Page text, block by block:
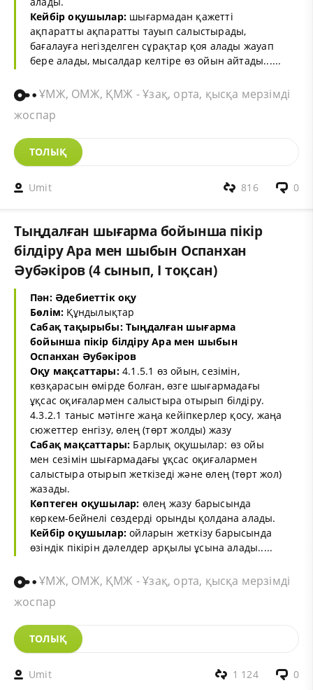
Кейбір оқушылар: шығармадан қажетті
ақпаратты ақпаратты тауып салыстырады,
бағалауға негізделген сұрақтар қоя алады жауап
бере алады, мысалдар келтіре өз ойын айтады......
ҰМЖ, ОМЖ, ҚМЖ - Ұзақ, орта, қысқа мерзімді
жоспар
ТОЛЫҚ
Umit 0
816
Тыңдалған шығарма бойынша пікір
білдіру Ара мен шыбын Оспанхан
Әубәкіров (4 сынып, I тоқсан)
Пән: Әдебиеттік оқу
Бөлім: Құндылықтар
Сабақ тақырыбы: Тыңдалған шығарма
бойынша пікір білдіру Ара мен шыбын
Оспанхан Әубәкіров
Оқу мақсаттары:4.1.5.1 өз ойын, сезімін,
көзқарасын өмірде болған, өзге шығармадағы
ұқсас оқиғалармен салыстыра отырып білдіру.
4.3.2.1 таныс мәтінге жаңа кейіпкерлер қосу, жаңа
сюжеттер енгізу, өлең (төрт жолды) жазу
Сабақ мақсаттары: Барлық оқушылар: өз ойы
мен сезімін шығармадағы ұқсас оқиғалармен
салыстыра отырып жеткізеді және өлең (төрт жол)
жазады.
Көптеген оқушылар: өлең жазу барысында
көркем-бейнелі сөздерді орынды қолдана алады.
Кейбір оқушылар: ойларын жеткізу барысында
өзіндік пікірін дәлелдер арқылы ұсына алады.....
ҰМЖ, ОМЖ, ҚМЖ - Ұзақ, орта, қысқа мерзімді
жоспар
ТОЛЫҚ
Umit 0
1 124